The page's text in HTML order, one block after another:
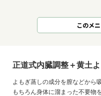
このメ
正道式内臓調整＋黄土
よもぎ蒸しの成分を膣などから
もちろん身体に溜まった不要物